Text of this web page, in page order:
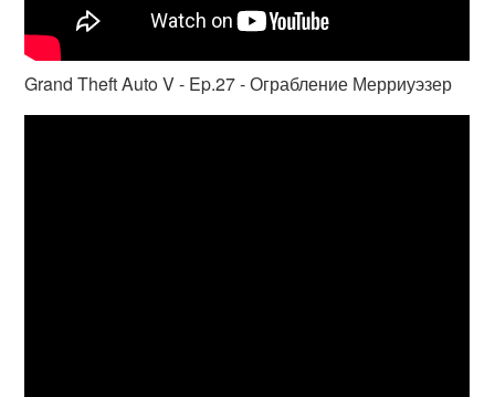
Grand Theft Auto V - Ep.27 - Ограбление Мерриуэзер